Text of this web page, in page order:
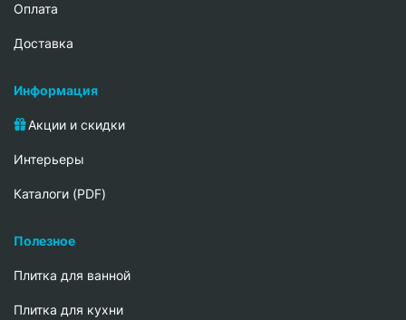
Oплата
Доставка
Информация
Акции и скидки
Интерьеры
Каталоги (PDF)
Полезное
Плитка для ванной
Плитка для кухни